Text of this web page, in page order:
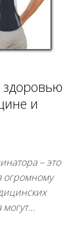
здоровью
и
– это
огромному
могут…